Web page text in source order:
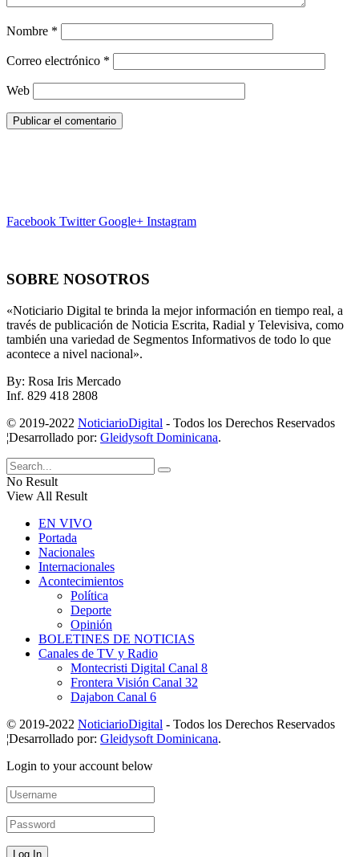
Nombre *
Correo electrónico *
Web
Facebook Twitter Google+ Instagram
SOBRE NOSOTROS
«Noticiario Digital te brinda la mejor información en tiempo real, a
través de publicación de Noticia Escrita, Radial y Televisiva, como
también una variedad de Segmentos Informativos de todo lo que
acontece a nivel nacional».
By: Rosa Iris Mercado
Inf. 829 418 2808
© 2019-2022 NoticiarioDigital - Todos los Derechos Reservados
¦Desarrollado por: Gleidysoft Dominicana.
No Result
View All Result
EN VIVO
Portada
Nacionales
Internacionales
Acontecimientos
Política
Deporte
Opinión
BOLETINES DE NOTICIAS
Canales de TV y Radio
Montecristi Digital Canal 8
Frontera Visión Canal 32
Dajabon Canal 6
© 2019-2022 NoticiarioDigital - Todos los Derechos Reservados
¦Desarrollado por: Gleidysoft Dominicana.
Login to your account below